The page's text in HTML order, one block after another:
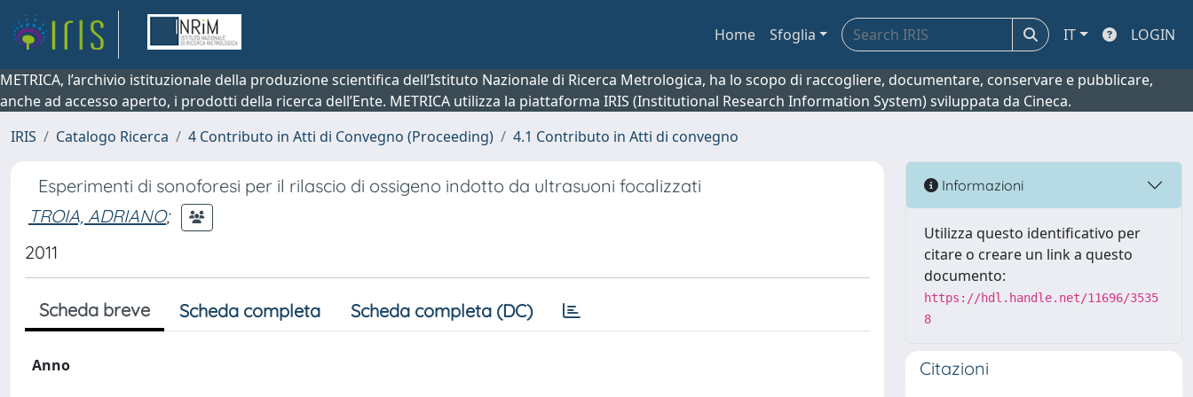
Home Sfoglia IT LOGIN
METRICA, l’archivio istituzionale della produzione scientifica dell’Istituto Nazionale di Ricerca Metrologica, ha lo scopo di raccogliere, documentare, conservare e pubblicare,
anche ad accesso aperto, i prodotti della ricerca dell’Ente. METRICA utilizza la piattaforma IRIS (Institutional Research Information System) sviluppata da Cineca.
IRIS
Catalogo Ricerca 4 Contributo in Atti di Convegno (Proceeding) 4.1 Contributo in Atti di convegno
Esperimenti di sonoforesi per il rilascio di ossigeno indotto da ultrasuoni focalizzati
TROIA, ADRIANO;
2011
Scheda breve Scheda completa Scheda completa (DC)
Anno
Informazioni
Utilizza questo identificativo per
citare o creare un link a questo
documento:
https://hdl.handle.net/11696/3535
8
Citazioni